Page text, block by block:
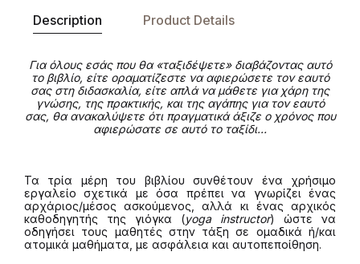
Description Product Details
Για όλους εσάς που θα «ταξιδέψετε» διαβάζοντας αυτό
το βιβλίο, είτε οραματίζεστε να αφιερώσετε τον εαυτό
σας στη διδασκαλία, είτε απλά να μάθετε για χάρη της
γνώσης, της πρακτικής, και της αγάπης για τον εαυτό
σας, θα ανακαλύψετε ότι πραγματικά άξιζε ο χρόνος που
αφιερώσατε σε αυτό το ταξίδι…
Τα τρία μέρη του βιβλίου συνθέτουν ένα χρήσιμο
εργαλείο σχετικά με όσα πρέπει να γνωρίζει ένας
αρχάριος/μέσος ασκούμενος, αλλά κι ένας αρχικός
καθοδηγητής της γιόγκα (yoga instructor) ώστε να
οδηγήσει τους μαθητές στην τάξη σε ομαδικά ή/και
ατομικά μαθήματα, με ασφάλεια και αυτοπεποίθηση.